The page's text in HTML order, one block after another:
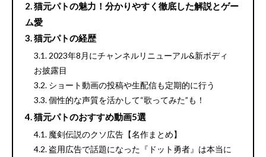
猫元パトの魅力！分かりやすく徹底した解説とゲー
ム愛
猫元パトの経歴
2023年8月にチャンネルリニューアル&新ボディ
お披露目
ショート動画の投稿や生配信も定期的に行う
個性的な声質を活かして“歌ってみた”も！
猫元パトのおすすめ動画5選
魔剣伝説のクソ広告【名作まとめ】
盗用広告で話題になった『ドット勇者』は本当に